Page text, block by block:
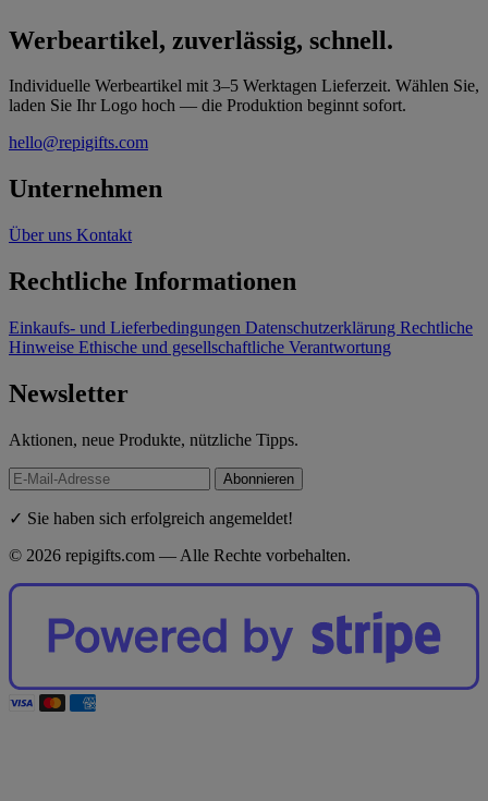
Werbeartikel, zuverlässig, schnell.
Individuelle Werbeartikel mit 3–5 Werktagen Lieferzeit. Wählen Sie,
laden Sie Ihr Logo hoch — die Produktion beginnt sofort.
hello@repigifts.com
Unternehmen
Über uns Kontakt
Rechtliche Informationen
Einkaufs- und Lieferbedingungen Datenschutzerklärung Rechtliche
Hinweise Ethische und gesellschaftliche Verantwortung
Newsletter
Aktionen, neue Produkte, nützliche Tipps.
Abonnieren
✓ Sie haben sich erfolgreich angemeldet!
© 2026 repigifts.com — Alle Rechte vorbehalten.